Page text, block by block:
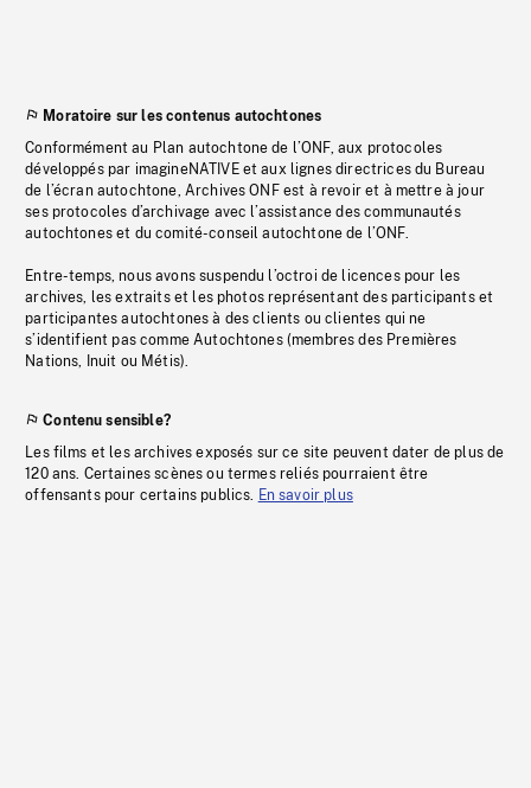
Moratoire sur les contenus autochtones
Conformément au Plan autochtone de l’ONF, aux protocoles
développés par imagineNATIVE et aux lignes directrices du Bureau
de l’écran autochtone, Archives ONF est à revoir et à mettre à jour
ses protocoles d’archivage avec l’assistance des communautés
autochtones et du comité-conseil autochtone de l’ONF.
Entre-temps, nous avons suspendu l’octroi de licences pour les
archives, les extraits et les photos représentant des participants et
participantes autochtones à des clients ou clientes qui ne
s’identifient pas comme Autochtones (membres des Premières
Nations, Inuit ou Métis).
Contenu sensible?
Les films et les archives exposés sur ce site peuvent dater de plus de
120 ans. Certaines scènes ou termes reliés pourraient être
offensants pour certains publics. En savoir plus